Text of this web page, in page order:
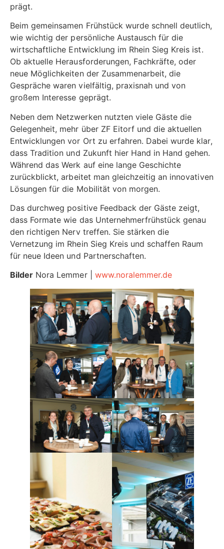
prägt.
Beim gemeinsamen Frühstück wurde schnell deutlich,
wie wichtig der persönliche Austausch für die
wirtschaftliche Entwicklung im Rhein Sieg Kreis ist.
Ob aktuelle Herausforderungen, Fachkräfte, oder
neue Möglichkeiten der Zusammenarbeit, die
Gespräche waren vielfältig, praxisnah und von
großem Interesse geprägt.
Neben dem Netzwerken nutzten viele Gäste die
Gelegenheit, mehr über ZF Eitorf und die aktuellen
Entwicklungen vor Ort zu erfahren. Dabei wurde klar,
dass Tradition und Zukunft hier Hand in Hand gehen.
Während das Werk auf eine lange Geschichte
zurückblickt, arbeitet man gleichzeitig an innovativen
Lösungen für die Mobilität von morgen.
Das durchweg positive Feedback der Gäste zeigt,
dass Formate wie das Unternehmerfrühstück genau
den richtigen Nerv treffen. Sie stärken die
Vernetzung im Rhein Sieg Kreis und schaffen Raum
für neue Ideen und Partnerschaften.
Bilder Nora Lemmer | www.noralemmer.de